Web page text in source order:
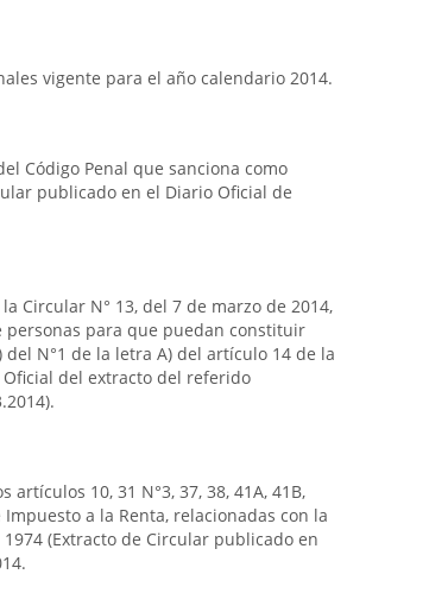
vigente para el año calendario 2014.
Código Penal que sanciona como
publicado en el Diario Oficial de
Circular N° 13, del 7 de marzo de 2014,
para que puedan constituir
N°1 de la letra A) del artículo 14 de la
del extracto del referido
10, 31 N°3, 37, 38, 41A, 41B,
Impuesto a la Renta, relacionadas con la
(Extracto de Circular publicado en